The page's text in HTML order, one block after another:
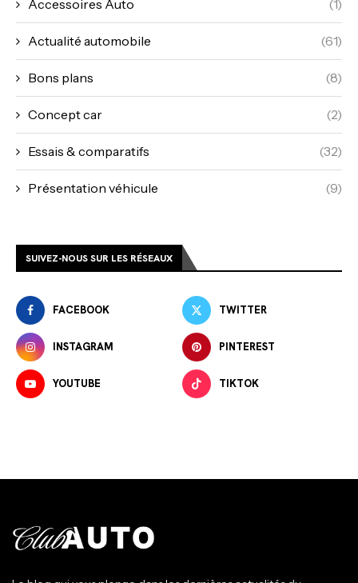
Accessoires Auto (1)
Actualité automobile (61)
Bons plans (8)
Concept car (2)
Essais & comparatifs (32)
Présentation véhicule (9)
SUIVEZ-NOUS SUR LES RÉSEAUX
FACEBOOK TWITTER
INSTAGRAM PINTEREST
YOUTUBE TIKTOK